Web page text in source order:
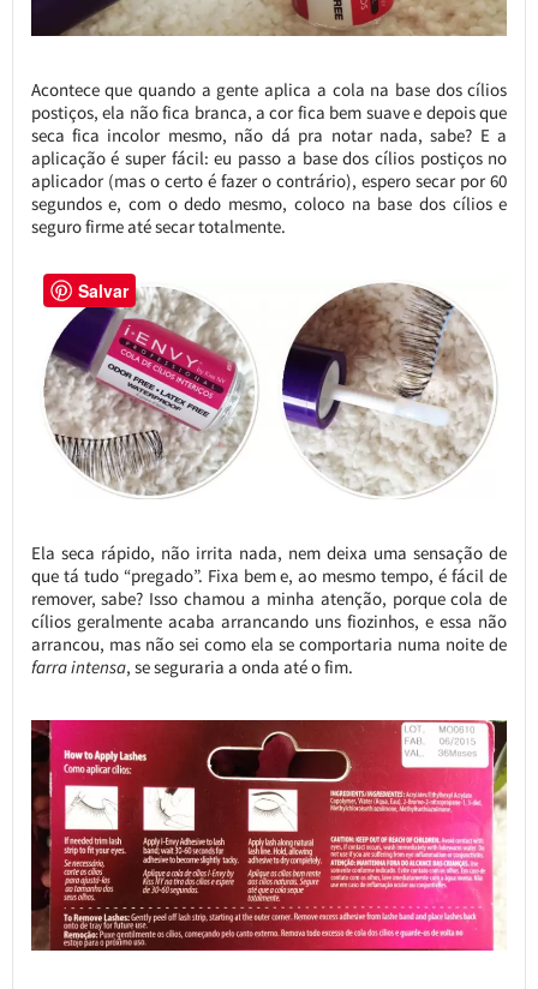
Acontece que quando a gente aplica a cola na base dos cílios
postiços, ela não fica branca, a cor fica bem suave e depois que
seca fica incolor mesmo, não dá pra notar nada, sabe? E a
aplicação é super fácil: eu passo a base dos cílios postiços no
aplicador (mas o certo é fazer o contrário), espero secar por 60
segundos e, com o dedo mesmo, coloco na base dos cílios e
seguro firme até secar totalmente.
Ela seca rápido, não irrita nada, nem deixa uma sensação de
que tá tudo “pregado”. Fixa bem e, ao mesmo tempo, é fácil de
remover, sabe? Isso chamou a minha atenção, porque cola de
cílios geralmente acaba arrancando uns fiozinhos, e essa não
arrancou, mas não sei como ela se comportaria numa noite de
farra intensa, se seguraria a onda até o fim.
Salvar